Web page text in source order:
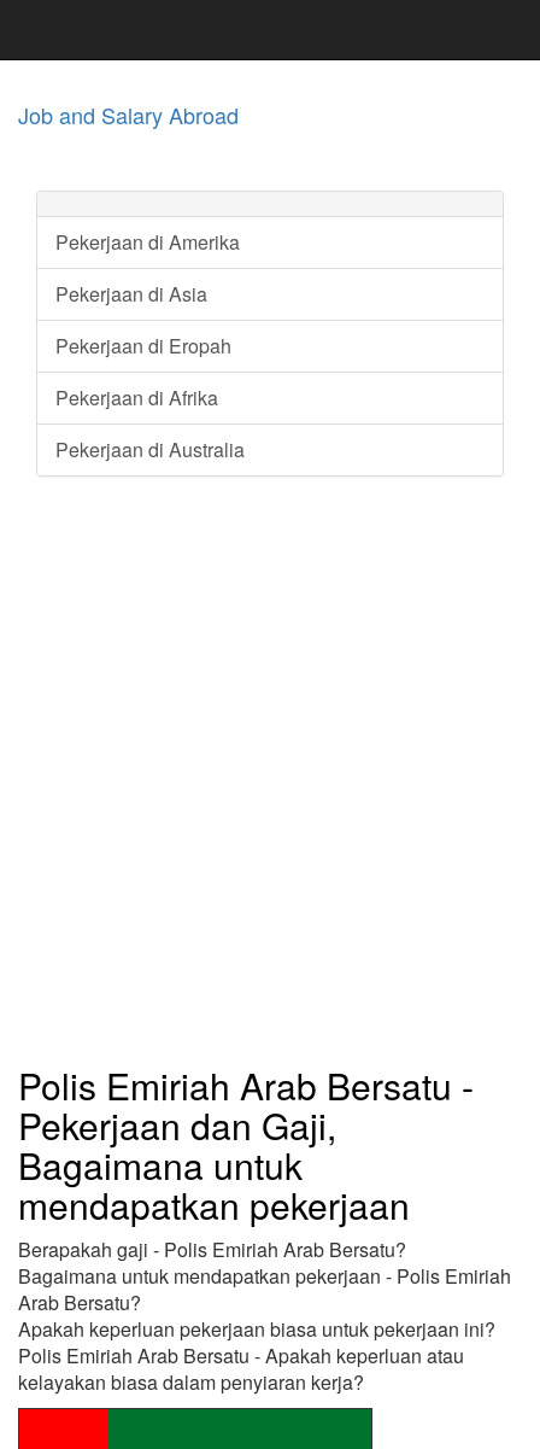
Job and Salary Abroad
Pekerjaan di Amerika
Pekerjaan di Asia
Pekerjaan di Eropah
Pekerjaan di Afrika
Pekerjaan di Australia
Polis Emiriah Arab Bersatu -
Pekerjaan dan Gaji,
Bagaimana untuk
mendapatkan pekerjaan
Berapakah gaji - Polis Emiriah Arab Bersatu?
Bagaimana untuk mendapatkan pekerjaan - Polis Emiriah
Arab Bersatu?
Apakah keperluan pekerjaan biasa untuk pekerjaan ini?
Polis Emiriah Arab Bersatu - Apakah keperluan atau
kelayakan biasa dalam penyiaran kerja?